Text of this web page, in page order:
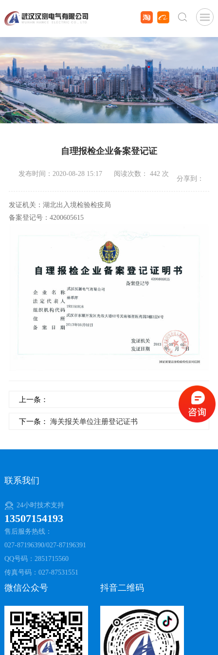
自理报检企业备案登记证
发布时间：2020-08-28 15:17 阅读次数： 442次
分享到：
发证机关：湖北出入境检验检疫局
备案登记号：4200605615
上一条：
下一条： 海关报关单位注册登记证书
联系我们
24小时技术支持
13507154193
售后服务热线：
027-87196390/027-87196391
QQ号码：2851715560
传真号码：027-87531551
微信公众号 抖音二维码